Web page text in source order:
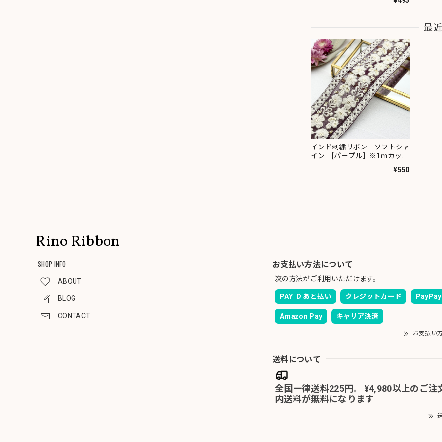
最
インド刺繍リボン ソフトシャ
イン [パープル］※1ｍカット
¥550
Rino Ribbon
SHOP INFO
ABOUT
BLOG
CONTACT
お支払い方法について
次の方法がご利用いただけます。
PAY ID あと払い クレジットカード PayPay
Amazon Pay キャリア決済
お支払い
送料について
全国一律送料225円。 ¥4,980以上のご注
内送料が無料になります